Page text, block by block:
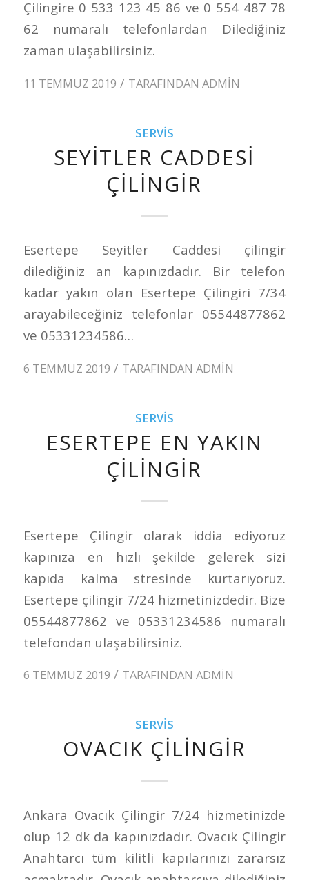
Çilingire 0 533 123 45 86 ve 0 554 487 78
62 numaralı telefonlardan Dilediğiniz
zaman ulaşabilirsiniz.
11 TEMMUZ 2019 / TARAFINDAN ADMIN
SERVIS
SEYITLER CADDESI
ÇILINGIR
Esertepe Seyitler Caddesi çilingir
dilediğiniz an kapınızdadır. Bir telefon
kadar yakın olan Esertepe Çilingiri 7/34
arayabileceğiniz telefonlar 05544877862
ve 05331234586…
6 TEMMUZ 2019 / TARAFINDAN ADMIN
SERVIS
ESERTEPE EN YAKIN
ÇILINGIR
Esertepe Çilingir olarak iddia ediyoruz
kapınıza en hızlı şekilde gelerek sizi
kapıda kalma stresinde kurtarıyoruz.
Esertepe çilingir 7/24 hizmetinizdedir. Bize
05544877862 ve 05331234586 numaralı
telefondan ulaşabilirsiniz.
6 TEMMUZ 2019 / TARAFINDAN ADMIN
SERVIS
OVACIK ÇILINGIR
Ankara Ovacık Çilingir 7/24 hizmetinizde
olup 12 dk da kapınızdadır. Ovacık Çilingir
Anahtarcı tüm kilitli kapılarınızı zararsız